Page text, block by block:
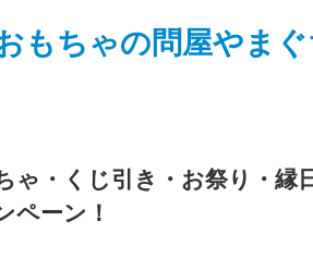
ゃ・くじ引き・お祭り・縁
ペーン！